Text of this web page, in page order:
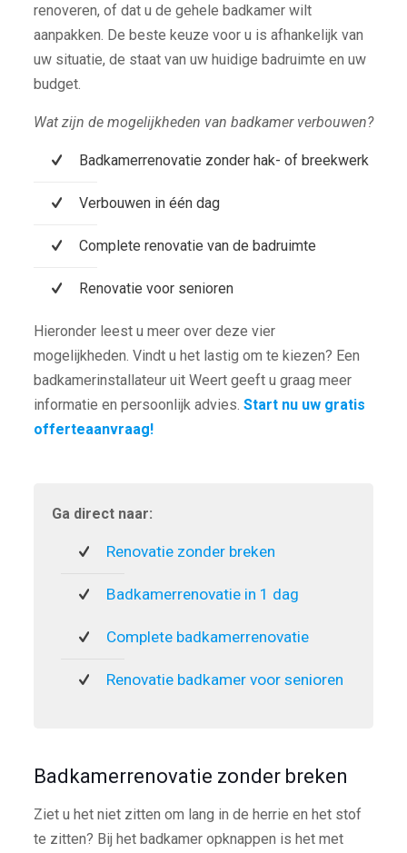
renoveren, of dat u de gehele badkamer wilt
aanpakken. De beste keuze voor u is afhankelijk van
uw situatie, de staat van uw huidige badruimte en uw
budget.
Wat zijn de mogelijkheden van badkamer verbouwen?
Badkamerrenovatie zonder hak- of breekwerk
Verbouwen in één dag
Complete renovatie van de badruimte
Renovatie voor senioren
Hieronder leest u meer over deze vier
mogelijkheden. Vindt u het lastig om te kiezen? Een
badkamerinstallateur uit Weert geeft u graag meer
informatie en persoonlijk advies. Start nu uw gratis
offerteaanvraag!
Ga direct naar:
Renovatie zonder breken
Badkamerrenovatie in 1 dag
Complete badkamerrenovatie
Renovatie badkamer voor senioren
Badkamerrenovatie zonder breken
Ziet u het niet zitten om lang in de herrie en het stof
te zitten? Bij het badkamer opknappen is het met